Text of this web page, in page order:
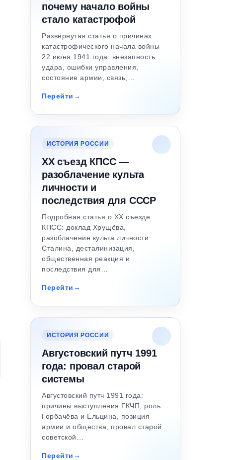
почему начало войны
стало катастрофой
Развёрнутая статья о причинах
катастрофического начала войны
22 июня 1941 года: внезапность
удара, ошибки управления,
состояние армии, связь,…
Перейти
ИСТОРИЯ РОССИИ
XX съезд КПСС —
разоблачение культа
личности и
последствия для СССР
Подробная статья о XX съезде
КПСС: доклад Хрущёва,
разоблачение культа личности
Сталина, десталинизация,
общественная реакция и
последствия для…
Перейти
ИСТОРИЯ РОССИИ
Августовский путч 1991
года: провал старой
системы
Августовский путч 1991 года:
причины выступления ГКЧП, роль
Горбачёва и Ельцина, позиция
армии и общества, провал старой
советской…
Перейти